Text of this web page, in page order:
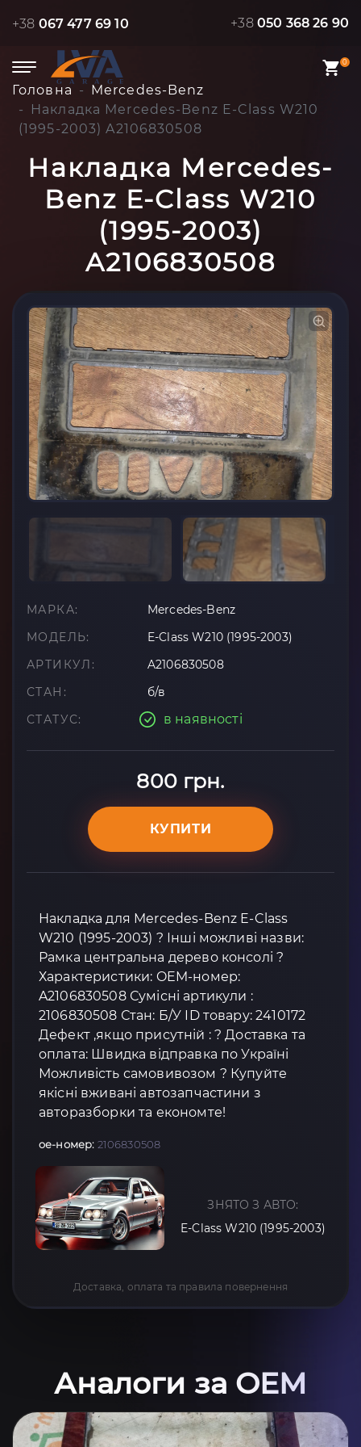
+38 067 477 69 10 +38 050 368 26 90
0
Головна
Mercedes-Benz
Накладка Mercedes-Benz E-Class W210
(1995-2003) A2106830508
Накладка Mercedes-
Benz E-Class W210
(1995-2003)
A2106830508
МАРКА:
Mercedes-Benz
МОДЕЛЬ:
E-Class W210 (1995-2003)
АРТИКУЛ:
A2106830508
СТАН:
б/в
СТАТУС:
в наявності
800 грн.
КУПИТИ
Накладка для Mercedes-Benz E-Class
W210 (1995-2003) ? Інші можливі назви:
Рамка центральна дерево консолі ?
Характеристики: OEM-номер:
A2106830508 Сумісні артикули :
2106830508 Стан: Б/У ID товару: 2410172
Дефект ,якщо присутній : ? Доставка та
оплата: Швидка відправка по Україні
Можливість самовивозом ? Купуйте
якісні вживані автозапчастини з
авторазборки та економте!
oe-номер: 2106830508
ЗНЯТО З АВТО:
E-Class W210 (1995-2003)
Доставка, оплата та правила повернення
Аналоги за OEM